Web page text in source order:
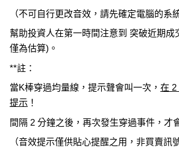
（不可自行更改音效，請先確定電腦的系
幫助投資人在第一時間注意到 突破近期成
僅為估算)。
**註：
當K棒穿過均量線，提示聲會叫一次， 在 2
提示 ！
間隔 2 分鐘之後，再次發生穿過事件，才
（音效提示僅供貼心提醒之用，非買賣訊